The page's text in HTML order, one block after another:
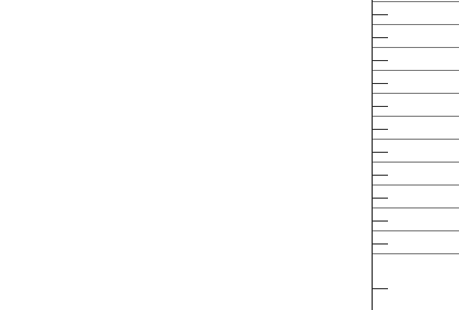
—
—
—
—
—
—
—
—
—
—
—
—